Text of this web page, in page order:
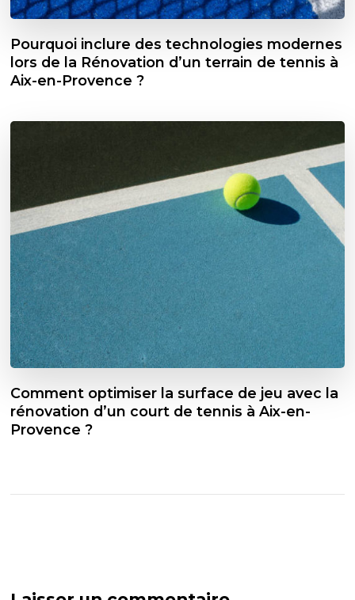
Pourquoi inclure des technologies modernes
lors de la Rénovation d’un terrain de tennis à
Aix-en-Provence ?
Comment optimiser la surface de jeu avec la
rénovation d’un court de tennis à Aix-en-
Provence ?